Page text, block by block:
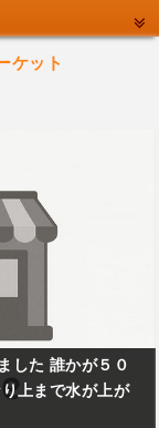
ケット
した 誰かが５０
上まで水が上が